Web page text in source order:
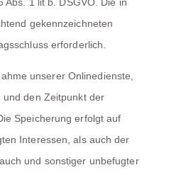
gekennzeichneten
erforderlich.
unserer Onlinedienste,
und den Zeitpunkt der
Speicherung erfolgt auf
Interessen, als auch der
und sonstiger unbefugter